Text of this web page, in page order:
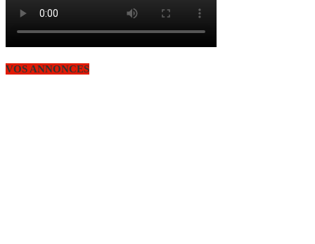
VOS ANNONCES